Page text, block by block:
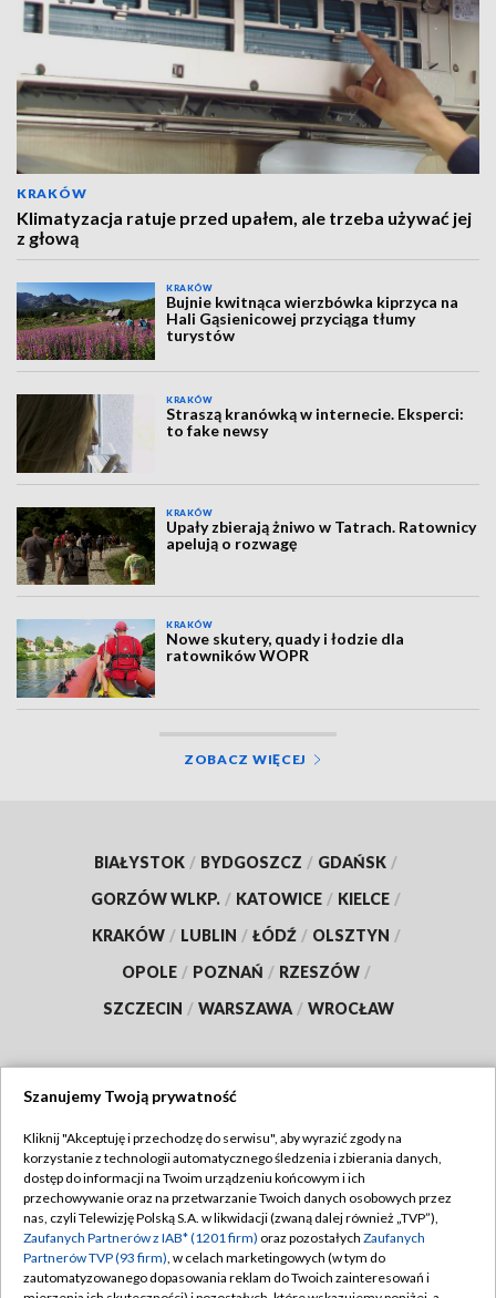
KRAKÓW
Klimatyzacja ratuje przed upałem, ale trzeba używać jej
z głową
KRAKÓW
Bujnie kwitnąca wierzbówka kiprzyca na
Hali Gąsienicowej przyciąga tłumy
turystów
KRAKÓW
Straszą kranówką w internecie. Eksperci:
to fake newsy
KRAKÓW
Upały zbierają żniwo w Tatrach. Ratownicy
apelują o rozwagę
KRAKÓW
Nowe skutery, quady i łodzie dla
ratowników WOPR
ZOBACZ WIĘCEJ
BIAŁYSTOK / BYDGOSZCZ / GDAŃSK /
GORZÓW WLKP. / KATOWICE / KIELCE /
KRAKÓW / LUBLIN / ŁÓDŹ / OLSZTYN /
OPOLE / POZNAŃ / RZESZÓW /
SZCZECIN / WARSZAWA / WROCŁAW
TVP
Abonament TVP
Emisja w TVP
Centrum informacji TVP
Regulamin TVP
Polityka prywatności
Moje zgody
Szanujemy Twoją prywatność
Kliknij "Akceptuję i przechodzę do serwisu", aby wyrazić zgody na
korzystanie z technologii automatycznego śledzenia i zbierania danych,
dostęp do informacji na Twoim urządzeniu końcowym i ich
przechowywanie oraz na przetwarzanie Twoich danych osobowych przez
nas, czyli Telewizję Polską S.A. w likwidacji (zwaną dalej również „TVP”),
Zaufanych Partnerów z IAB* (1201 firm) oraz pozostałych Zaufanych
Partnerów TVP (93 firm), w celach marketingowych (w tym do
zautomatyzowanego dopasowania reklam do Twoich zainteresowań i